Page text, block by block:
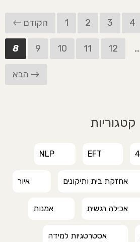
← הקודם 1 2 3 4
8 9 10 11 12 …
הבא →
קטגוריות
NLP
אחזקת בית ותיקונים איור
אכילה רגשית אמנות
אסטרטגיות למידה